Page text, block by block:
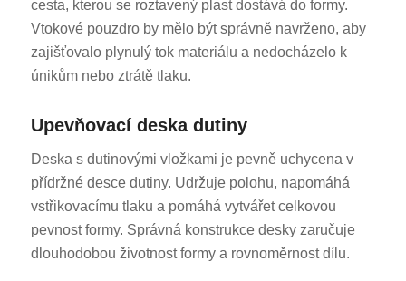
cesta, kterou se roztavený plast dostává do formy.
Vtokové pouzdro by mělo být správně navrženo, aby
zajišťovalo plynulý tok materiálu a nedocházelo k
únikům nebo ztrátě tlaku.
Upevňovací deska dutiny
Deska s dutinovými vložkami je pevně uchycena v
přídržné desce dutiny. Udržuje polohu, napomáhá
vstřikovacímu tlaku a pomáhá vytvářet celkovou
pevnost formy. Správná konstrukce desky zaručuje
dlouhodobou životnost formy a rovnoměrnost dílu.